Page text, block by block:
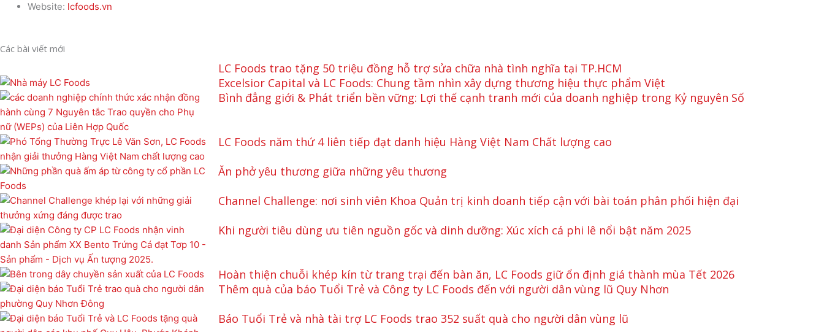
Website: lcfoods.vn
Các bài viết mới
LC Foods trao tặng 50 triệu đồng hỗ trợ sửa chữa nhà tình nghĩa tại TP.HCM
Excelsior Capital và LC Foods: Chung tầm nhìn xây dựng thương hiệu thực phẩm Việt
Bình đẳng giới & Phát triển bền vững: Lợi thế cạnh tranh mới của doanh nghiệp trong Kỷ nguyên Số
LC Foods năm thứ 4 liên tiếp đạt danh hiệu Hàng Việt Nam Chất lượng cao
Ăn phở yêu thương giữa những yêu thương
Channel Challenge: nơi sinh viên Khoa Quản trị kinh doanh tiếp cận với bài toán phân phối hiện đại
Khi người tiêu dùng ưu tiên nguồn gốc và dinh dưỡng: Xúc xích cá phi lê nổi bật năm 2025
Hoàn thiện chuỗi khép kín từ trang trại đến bàn ăn, LC Foods giữ ổn định giá thành mùa Tết 2026
Thêm quà của báo Tuổi Trẻ và Công ty LC Foods đến với người dân vùng lũ Quy Nhơn
Báo Tuổi Trẻ và nhà tài trợ LC Foods trao 352 suất quà cho người dân vùng lũ